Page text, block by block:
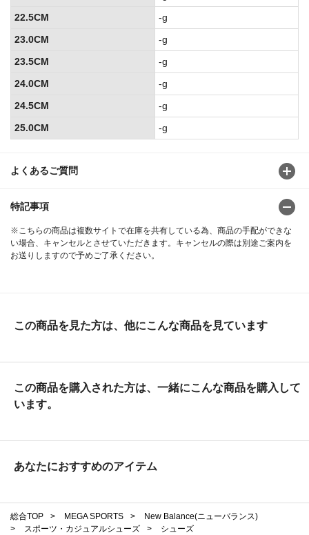
よくあるご質問
特記事項
※こちらの商品は複数サイトで在庫を共有している為、商品の手配ができな
い場合、キャンセルとさせていただきます。キャンセルの際は別途ご案内を
お送りしますので予めご了承ください。
22.5CM
-g
23.0CM
-g
23.5CM
-g
24.0CM
-g
24.5CM
-g
25.0CM
-g
この商品を見た方は、他にこんな商品を見ています
この商品を購入された方は、一緒にこんな商品を購入して
います。
あなたにおすすめのアイテム
総合TOP > MEGA SPORTS >
New Balance(ニューバランス)
>
スポーツ・カジュアルシューズ >
シューズ